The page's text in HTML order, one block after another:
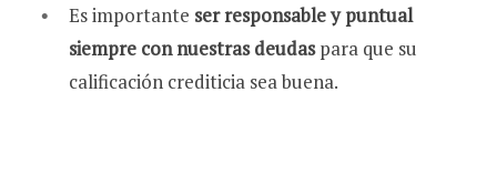
Es importante ser responsable y puntual
siempre con nuestras deudaspara que su
calificación crediticia sea buena.